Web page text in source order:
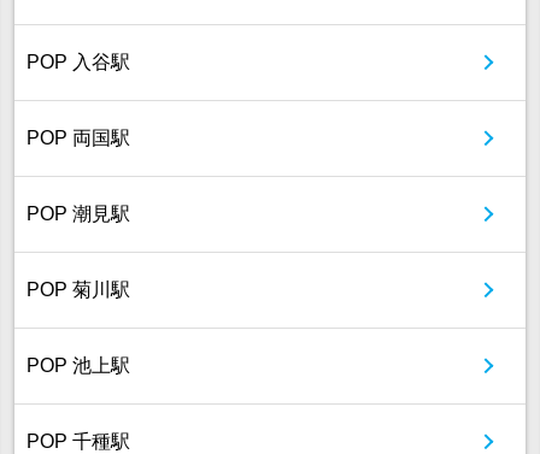
POP 入谷駅
POP 両国駅
POP 潮見駅
POP 菊川駅
POP 池上駅
POP 千種駅